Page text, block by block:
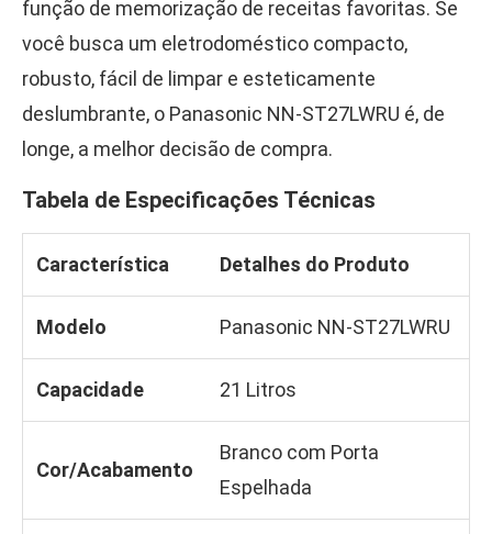
função de memorização de receitas favoritas. Se
você busca um eletrodoméstico compacto,
robusto, fácil de limpar e esteticamente
deslumbrante, o Panasonic NN-ST27LWRU é, de
longe, a melhor decisão de compra.
Tabela de Especificações Técnicas
Característica Detalhes do Produto
Modelo Panasonic NN-ST27LWRU
Capacidade 21 Litros
Cor/Acabamento
Branco com Porta
Espelhada